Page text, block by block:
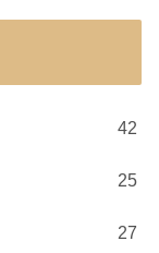
42
25
27